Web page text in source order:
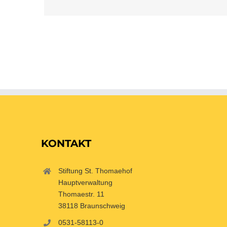
KONTAKT
Stiftung St. Thomaehof
Hauptverwaltung
Thomaestr. 11
38118 Braunschweig
0531-58113-0